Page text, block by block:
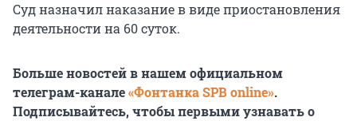
Суд назначил наказание в виде приостановления
деятельности на 60 суток.
Больше новостей в нашем официальном
телеграм-канале«Фонтанка SPB online».
Подписывайтесь, чтобы первыми узнавать о